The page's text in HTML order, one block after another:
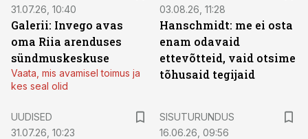
31.07.26, 10:40
Galerii: Invego avas
oma Riia arenduses
sündmuskeskuse
Vaata, mis avamisel toimus ja
kes seal olid
03.08.26, 11:28
Hanschmidt: me ei osta
enam odavaid
ettevõtteid, vaid otsime
tõhusaid tegijaid
UUDISED
31.07.26, 10:23
SISUTURUNDUS
16.06.26, 09:56